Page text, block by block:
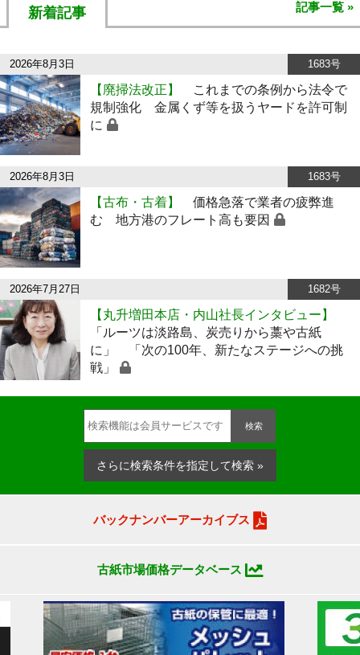
新着記事 記事一覧 »
2026年8月3日 1683号
【廃掃法改正】
これまでの条例から法令で
規制強化 金属くず等を扱うヤードを許可制
に
2026年8月3日 1683号
【古布・古着】
価格急落で業者の疲弊進
む 地方港のフレート高も要因
2026年7月27日 1682号
【丸升増田本店・内山社長インタビュー】
「ルーツは淡路島、炭売りから藁や古紙
に」 「次の100年、新たなステージへの挑
戦」
検索
さらに検索条件を指定して検索 »
バックナンバーアーカイブス
古紙市場価格データベース